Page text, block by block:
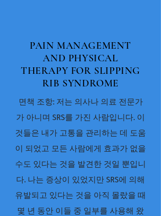
PAIN MANAGEMENT
AND PHYSICAL
THERAPY FOR SLIPPING
RIB SYNDROME
면책 조항: 저는 의사나 의료 전문가
가 아니며 SRS를 가진 사람입니다. 이
것들은 내가 고통을 관리하는 데 도움
이 되었고 모든 사람에게 효과가 없을
수도 있다는 것을 발견한 것일 뿐입니
다. 나는 증상이 있었지만 SRS에 의해
유발되고 있다는 것을 아직 몰랐을 때
몇 년 동안 이들 중 일부를 사용해 왔